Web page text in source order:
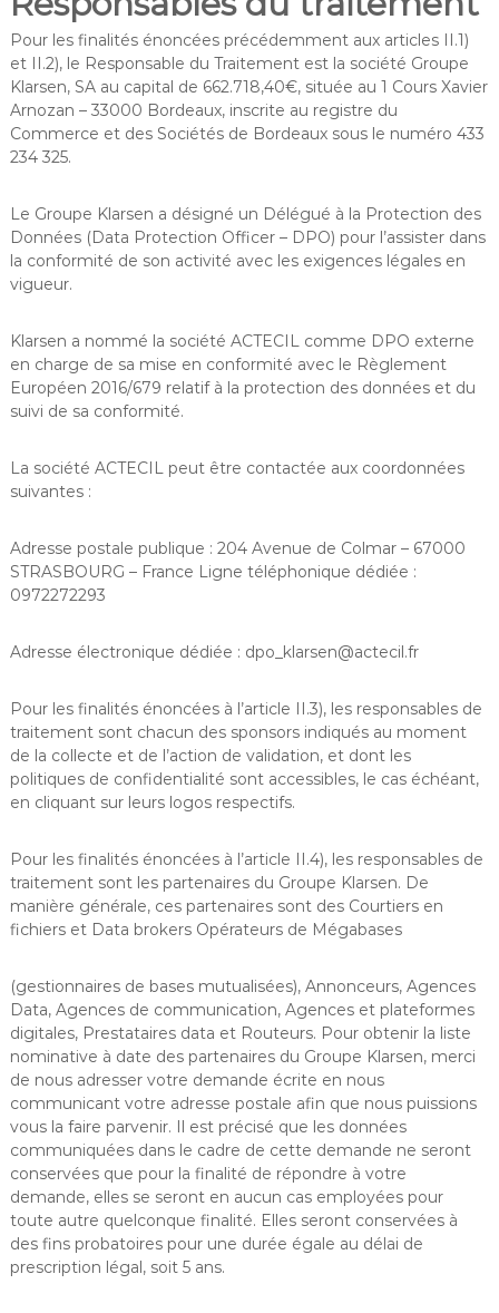
Pour les finalités énoncées précédemment aux articles II.1)
et II.2), le Responsable du Traitement est la société Groupe
Klarsen, SA au capital de 662.718,40€, située au 1 Cours Xavier
Arnozan – 33000 Bordeaux, inscrite au registre du
Commerce et des Sociétés de Bordeaux sous le numéro 433
234 325.
Le Groupe Klarsen a désigné un Délégué à la Protection des
Données (Data Protection Officer – DPO) pour l’assister dans
la conformité de son activité avec les exigences légales en
vigueur.
Klarsen a nommé la société ACTECIL comme DPO externe
en charge de sa mise en conformité avec le Règlement
Européen 2016/679 relatif à la protection des données et du
suivi de sa conformité.
La société ACTECIL peut être contactée aux coordonnées
suivantes :
Adresse postale publique : 204 Avenue de Colmar – 67000
STRASBOURG – France Ligne téléphonique dédiée :
0972272293
Adresse électronique dédiée : dpo_klarsen@actecil.fr
Pour les finalités énoncées à l’article II.3), les responsables de
traitement sont chacun des sponsors indiqués au moment
de la collecte et de l’action de validation, et dont les
politiques de confidentialité sont accessibles, le cas échéant,
en cliquant sur leurs logos respectifs.
Pour les finalités énoncées à l’article II.4), les responsables de
traitement sont les partenaires du Groupe Klarsen. De
manière générale, ces partenaires sont des Courtiers en
fichiers et Data brokers Opérateurs de Mégabases
(gestionnaires de bases mutualisées), Annonceurs, Agences
Data, Agences de communication, Agences et plateformes
digitales, Prestataires data et Routeurs. Pour obtenir la liste
nominative à date des partenaires du Groupe Klarsen, merci
de nous adresser votre demande écrite en nous
communicant votre adresse postale afin que nous puissions
vous la faire parvenir. Il est précisé que les données
communiquées dans le cadre de cette demande ne seront
conservées que pour la finalité de répondre à votre
demande, elles se seront en aucun cas employées pour
toute autre quelconque finalité. Elles seront conservées à
des fins probatoires pour une durée égale au délai de
prescription légal, soit 5 ans.